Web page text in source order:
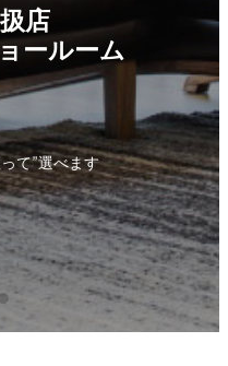
ム
ベッ
理想の暮
ショー